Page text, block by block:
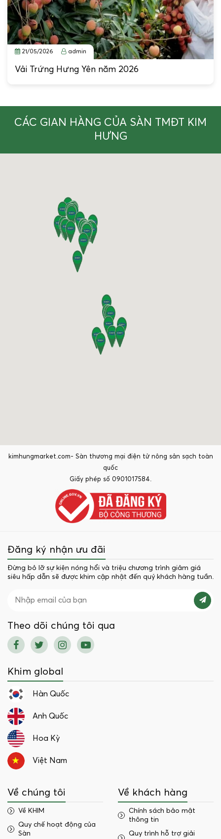
21/05/2026 admin
Vải Trứng Hưng Yên năm 2026
CÁC GIAN HÀNG CỦA SÀN TMĐT KIM
HƯNG
kimhungmarket.com- Sàn thương mại điện tử nông sản sạch toàn
quốc
Giấy phép số 0901017584.
Đăng ký nhận ưu đãi
Đừng bỏ lỡ sự kiện nóng hổi và triệu chương trình giảm giá
siêu hấp dẫn sẽ được khim cập nhật đến quý khách hàng tuần.
Theo dõi chúng tôi qua
Khim global
Hàn Quốc
Anh Quốc
Hoa Kỳ
Việt Nam
Về chúng tôi
Về KHIM
Quy chế hoạt động của
Sàn
Về khách hàng
Chính sách bảo mật
thông tin
Quy trình hỗ trợ giải